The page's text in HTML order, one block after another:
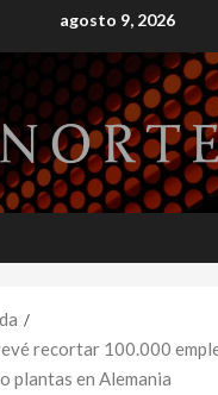
agosto 9, 2026
recortar 100.000
plantas en Alemania